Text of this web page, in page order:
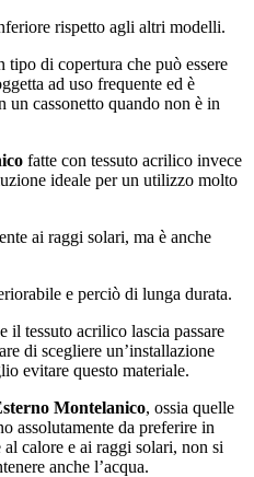
rispetto agli altri modelli.
tipo di copertura che può essere
ad uso frequente ed è
un cassonetto quando non è in
fatte con tessuto acrilico invece
ideale per un utilizzo molto
ai raggi solari, ma è anche
e perciò di lunga durata.
il tessuto acrilico lascia passare
di scegliere un’installazione
evitare questo materiale.
Montelanico, ossia quelle
assolutamente da preferire in
calore e ai raggi solari, non si
anche l’acqua.